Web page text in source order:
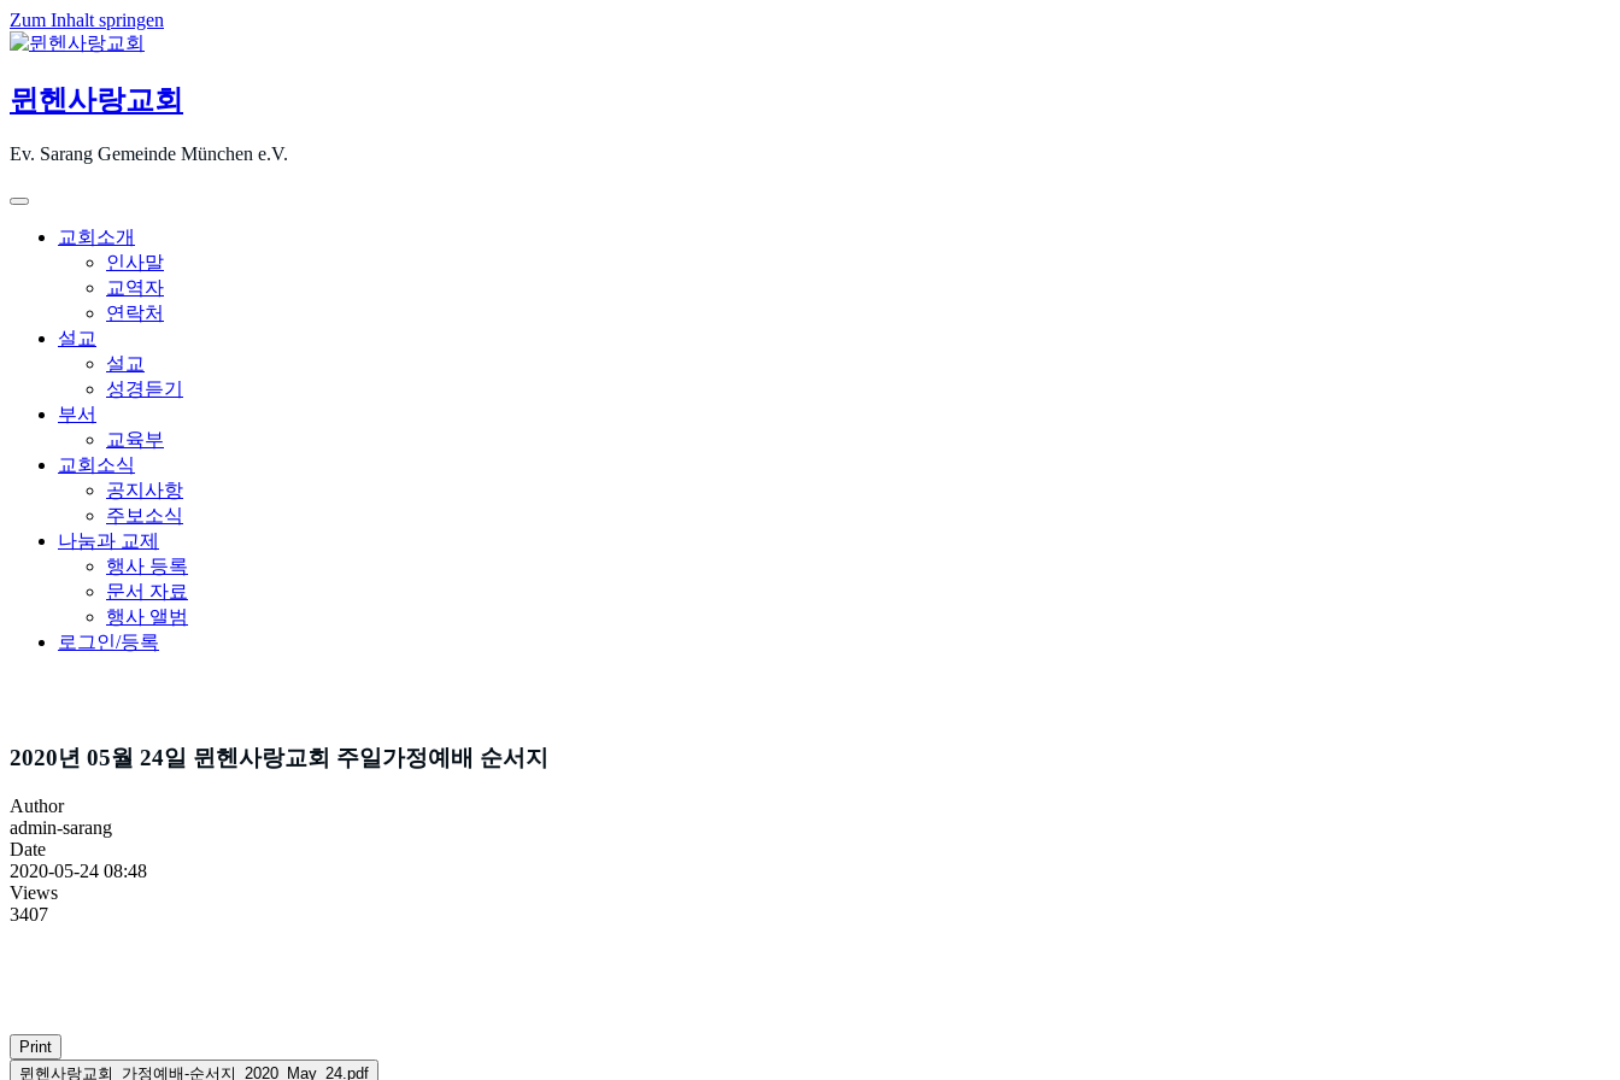
Zum Inhalt springen
뮌헨사랑교회
Ev. Sarang Gemeinde München e.V.
교회소개
인사말
교역자
연락처
설교
설교
성경듣기
부서
교육부
교회소식
공지사항
주보소식
나눔과 교제
행사 등록
문서 자료
행사 앨범
로그인/등록
2020년 05월 24일 뮌헨사랑교회 주일가정예배 순서지
Author
admin-sarang
Date
2020-05-24 08:48
Views
3407
Print
뮌헨사랑교회_가정예배-순서지_2020_May_24.pdf